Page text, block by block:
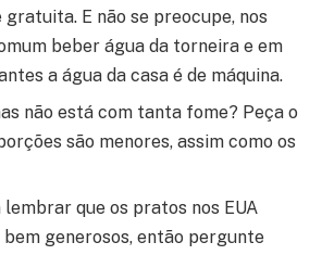
gratuita. E não se preocupe, nos
beber água da torneira e em
a água da casa é de máquina.
não está com tanta fome? Peça o
são menores, assim como os
lembrar que os pratos nos EUA
generosos, então pergunte